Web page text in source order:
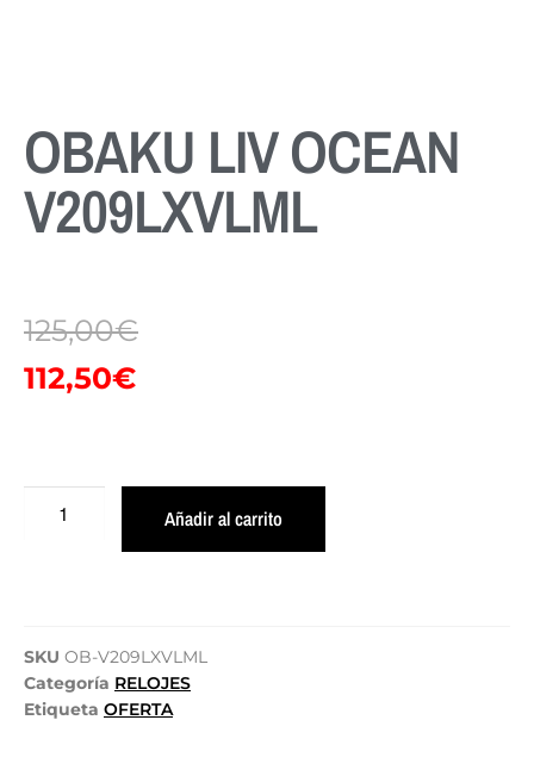
OBAKU LIV OCEAN
V209LXVLML
125,00€
112,50€
Añadir al carrito
SKU OB-V209LXVLML
Categoría RELOJES
Etiqueta OFERTA